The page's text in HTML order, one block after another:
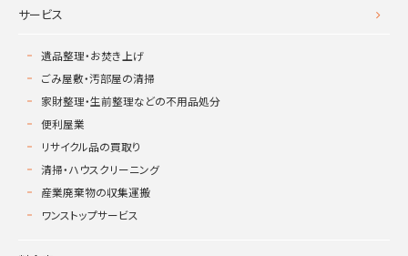
サービス
遺品整理・お焚き上げ
ごみ屋敷・汚部屋の清掃
家財整理・生前整理などの不用品処分
便利屋業
リサイクル品の買取り
清掃・ハウスクリーニング
産業廃棄物の収集運搬
ワンストップサービス